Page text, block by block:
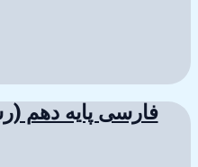
فارسی پایه دهم